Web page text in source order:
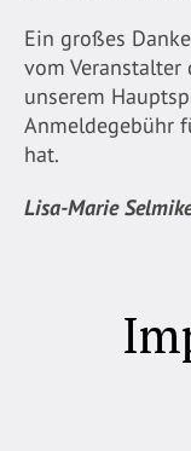
Ein großes
vom
unserem
Anmeldegebühr
hat.
Lisa-Marie